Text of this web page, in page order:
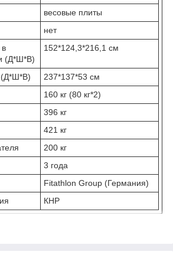
весовые плиты
нет
(Д*Ш*В)
152*124,3*216,1 см
(Д*Ш*В)
237*137*53 см
160 кг (80 кг*2)
396 кг
421 кг
200 кг
3 года
Fitathlon Group (Германия)
КНР